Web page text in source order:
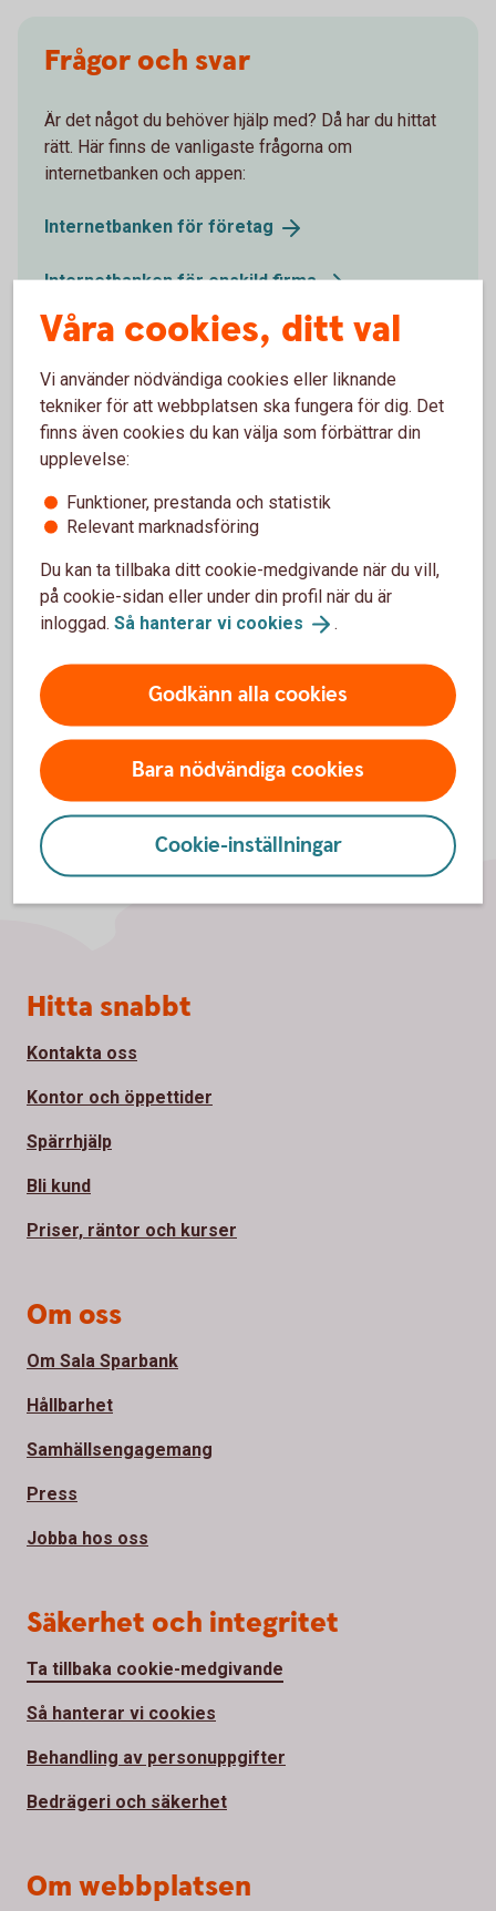
Frågor och svar
Är det något du behöver hjälp med? Då har du hittat
rätt. Här finns de vanligaste frågorna om
internetbanken och appen:
Internetbanken för företag
Internetbanken för enskildfirma
Appen förföretag
Webbläsare
Här hittar du information om vilka webbläsare vi
rekommenderar och vilka inställningar du kan behöva göra.
Webbläsare
Våra cookies, ditt val
Vi använder nödvändiga cookies eller liknande
tekniker för att webbplatsen ska fungera för dig. Det
finns även cookies du kan välja som förbättrar din
upplevelse:
Funktioner, prestanda och statistik
Relevant marknadsföring
Du kan ta tillbaka ditt cookie-medgivande när du vill,
på cookie-sidan eller under din profil när du är
inloggad. Så hanterar vi cookies .
Godkänn alla cookies
Bara nödvändiga cookies
Cookie-inställningar
Sidfot
Hitta snabbt
Kontakta oss
Kontor och öppettider
Spärrhjälp
Bli kund
Priser, räntor och kurser
Om oss
Om Sala Sparbank
Hållbarhet
Samhällsengagemang
Press
Jobba hos oss
Säkerhet och integritet
Ta tillbaka cookie-medgivande
Så hanterar vi cookies
Behandling av personuppgifter
Bedrägeri och säkerhet
Om webbplatsen